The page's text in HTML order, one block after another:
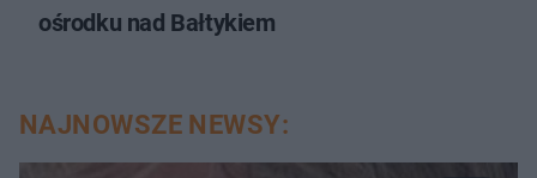
ośrodku nad Bałtykiem
NAJNOWSZE NEWSY: